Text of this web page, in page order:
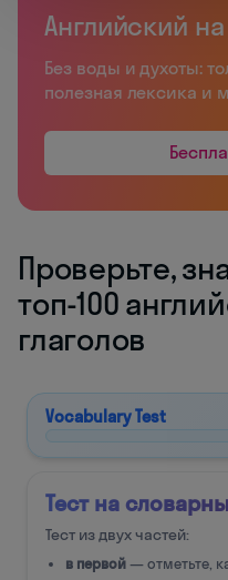
Английский
Без воды и духоты:
полезная лексика и
Проверьте,
топ-100
глаголов